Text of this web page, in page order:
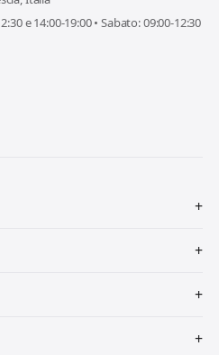
e 14:00-19:00 • Sabato: 09:00-12:30